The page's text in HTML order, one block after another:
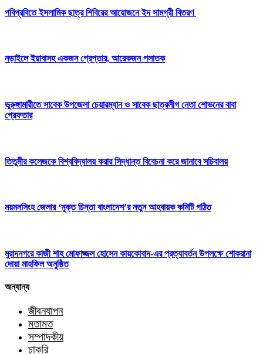
পবিপ্রবিতে ইসলামিক ছাত্র শিবিরের আয়োজনে ইদ সামগ্রী বিতরণ
নড়াইলে ইয়াবাসহ একজন গ্রেপ্তার, আরেকজন পলাতক
ভুরুঙ্গামারীতে সাবেক উপজেলা চেয়ারম্যান ও সাবেক ছাত্রলীগ নেতা শোভনের বাবা
গ্রেফতার
তিতুমীর কলেজকে বিশ্ববিদ্যালয় করার সিদ্ধান্ত বিবেচনা করে জানাবে সচিবালয়
ময়মনসিংহ জেলার ‘মুক্ত চিন্তা বাংলাদেশ’র নতুন আহবায়ক কমিটি গঠিত
মুরাদনগরে কাজী শাহ মোফাজ্জল হোসেন কায়কোবাদ-এর প্রত্যাবর্তন উপলক্ষে শোকরানা
দোয়া মাহফিল অনুষ্ঠিত
অন্যান্য
জীবনযাপন
মতামত
সম্পাদকীয়
চাকরি